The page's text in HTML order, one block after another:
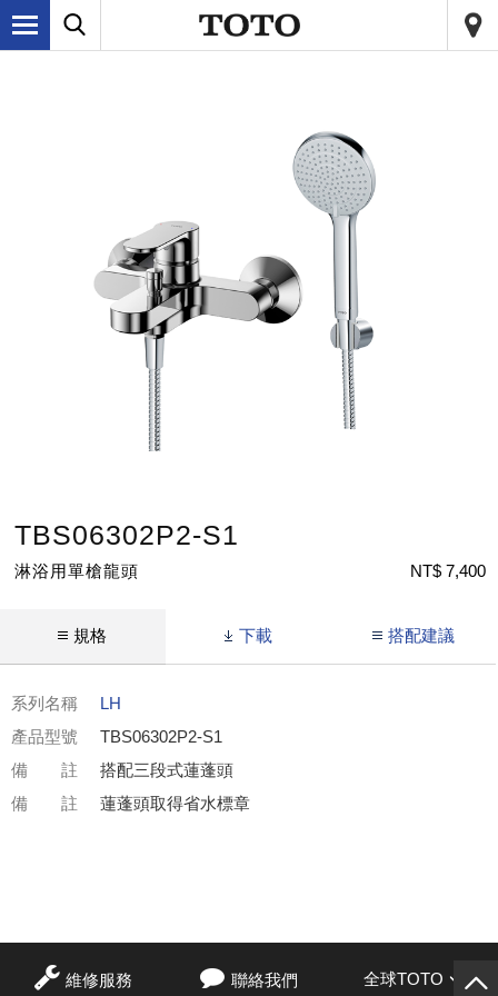
TBS06302P2-S1
淋浴用單槍龍頭 NT$ 7,400
規格 下載 搭配建議
系列名稱
LH
產品型號
TBS06302P2-S1
備 註
搭配三段式蓮蓬頭
備 註
蓮蓬頭取得省水標章
維修服務 聯絡我們 全球TOTO